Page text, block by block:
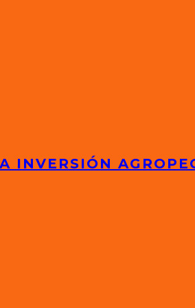
INVERSIÓN